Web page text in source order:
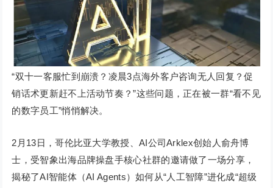
“双十一客服忙到崩溃？凌晨3点海外客户咨询无人回复？促
销话术更新赶不上活动节奏？”这些问题，正在被一群“看不见
的数字员工”悄悄解决。
2月13日，哥伦比亚大学教授、AI公司Arklex创始人俞舟博
士，受智象出海品牌操盘手核心社群的邀请做了一场分享，
揭秘了AI智能体（AI Agents）如何从“人工智障”进化成“超级